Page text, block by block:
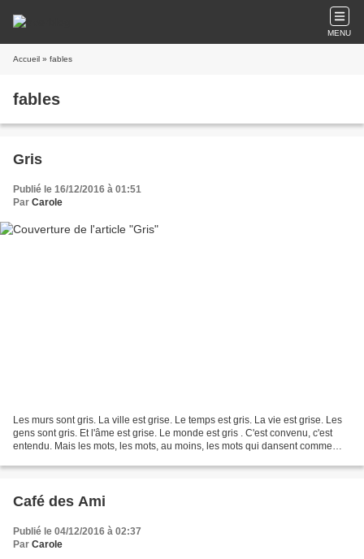
MENU
Accueil » fables
fables
Gris
Publié le 16/12/2016 à 01:51
Par Carole
Les murs sont gris. La ville est grise. Le temps est gris. La vie est grise. Les
gens sont gris. Et l'âme est grise. Le monde est gris . C'est convenu, c'est
entendu. Mais les mots, les mots, au moins, les mots qui dansent comme
Café des Ami
Publié le 04/12/2016 à 02:37
Par Carole